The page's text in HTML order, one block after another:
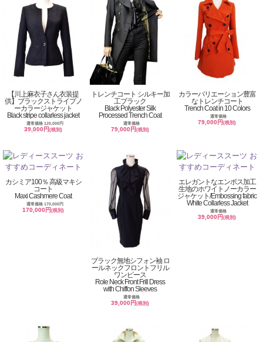
【川上麻衣子さん衣装提
供】ブラックストライプノ
ーカラージャケット
Black stripe collarless jacket
通常価格 120,000円
39,000円(税別)
トレンチコート シルキー加
工ブラック
Black Polyester Silk
Processed Trench Coat
通常価格
79,000円(税別)
カラーバリエーション豊富
なトレンチコート
Trench Coat in 10 Colors
通常価格
79,000円(税別)
カシミア100％ 高級マキシ
コート
Maxi Cashmere Coat
通常価格 170,000円
170,000円(税別)
ブラック無地シフォン袖 ロ
ールネックフロントフリル
ワンピース
Role Neck Front Frill Dress
with Chiffon Sleeves
通常価格
39,000円(税別)
エレガントなエンボス加工
生地のホワイトノーカラー
ジャケット/Embossing fabric
White Collarless Jacket
通常価格
39,000円(税別)